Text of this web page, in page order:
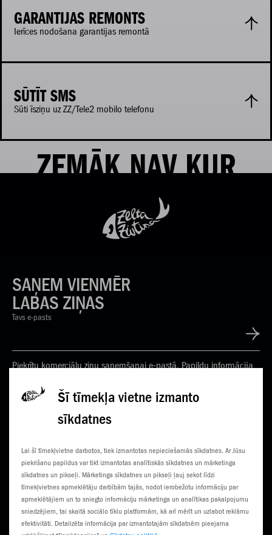
Šī tīmekļa vietne izmanto
sīkdatnes
Lai šī tīmekļvietne darbotos, tiek izmantotas nepieciešamās sīkdatnes. Ar Jūsu
piekrišanu papildus var tikt izmantotas analītiskās sīkdatnes un mārketinga
sīkdatnes un pikseļi. Mārketinga sīkdatnes un pikseļi ļauj sekot līdzi
tīmekļvietnes apmeklētāju darbībām tajās, nodot ierobežotu informāciju par
apmeklētājiem un to sniegto informāciju mārketinga un analītikas pakalpojumu
sniedzējiem, tai skaitā sociālo tīklu platformām, kā arī mērīt un uzlabot reklāmu
efektivitāti. Detalizēta informācija par izmantotajām sīkdatnēm pieejama
GARANTIJAS REMONTS
Ierīces nodošana garantijas remontā
SŪTĪT SMS
Sūti īsziņu uz ZZ/Tele2 mobilo telefonu
ZEMĀK NAV KUR
SAŅEM VIENMĒR
LABAS ZIŅAS
Tavs e-pasts
Piekrītu komerciālu ziņu saņemšanai e-pastā. Papildu informācija
KLIENTU CENTRI
SŪTI SMS
ČEMPIONĀTS
3G NORIETS
TŪRISTIEM